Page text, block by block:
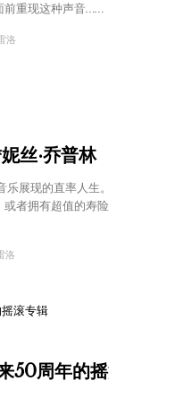
前重现这种声音……
洛
丝·乔普林
展现的直率人生。除非
者拥有超值的寿险，否则
洛
50周年的摇滚专